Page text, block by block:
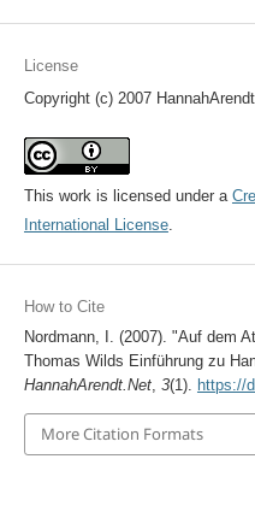
License
Copyright (c) 2007
This work is licensed under a
International License.
How to Cite
Nordmann, I. (2007). "Auf dem
Thomas Wilds Einführung zu
HannahArendt.Net, 3(1). https://
More Citation Formats